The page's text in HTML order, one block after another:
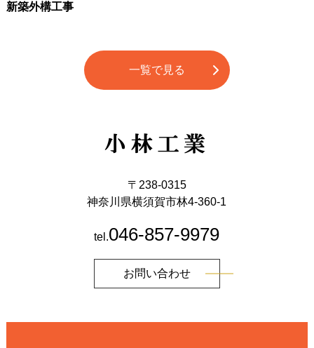
新築外構工事
一覧で見る
〒238-0315
神奈川県横須賀市林4-360-1
tel.046-857-9979
お問い合わせ